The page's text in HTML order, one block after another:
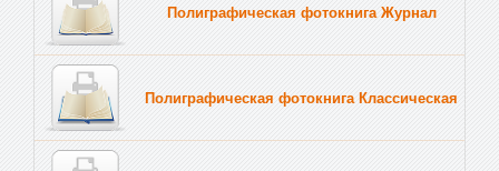
Полиграфическая фотокнига Журнал
Полиграфическая фотокнига Классическая